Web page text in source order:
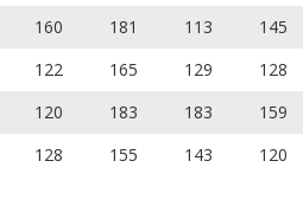
160 181 113 145
122 165 129 128
120 183 183 159
128 155 143 120